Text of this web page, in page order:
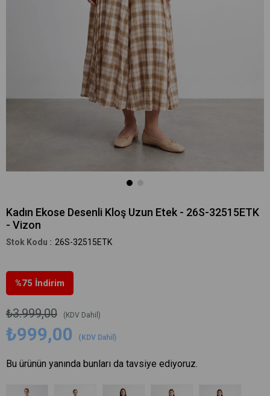
Kadın Ekose Desenli Kloş Uzun Etek - 26S-32515ETK
- Vizon
26S-32515ETK
%75 İndirim
₺3.999,00 (KDV Dahil)
₺999,00 (KDV Dahil)
Bu ürünün yanında bunları da tavsiye ediyoruz.